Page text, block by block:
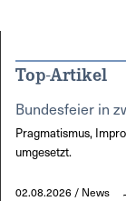
Top-Artikel
Bundesfeier in
Pragmatismus,
umgesetzt.
02.08.2026 / News